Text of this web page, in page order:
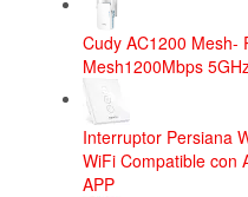
Cudy AC1200 Mesh-
Mesh1200Mbps
Interruptor Persiana
WiFi Compatible con
APP